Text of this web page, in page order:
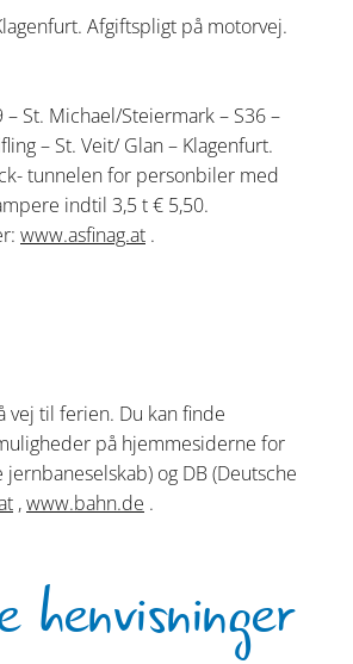
Afgiftspligt på motorvej.
St. Michael/Steiermark – S36 –
– St. Veit/ Glan – Klagenfurt.
tunnelen for personbiler med
indtil 3,5 t € 5,50.
www.asfinag.at .
vej til ferien. Du kan finde
på hjemmesiderne for
jernbaneselskab) og DB (Deutsche
,www.bahn.de .
henvisninger